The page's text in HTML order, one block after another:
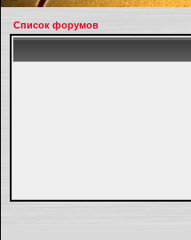
Список форумов